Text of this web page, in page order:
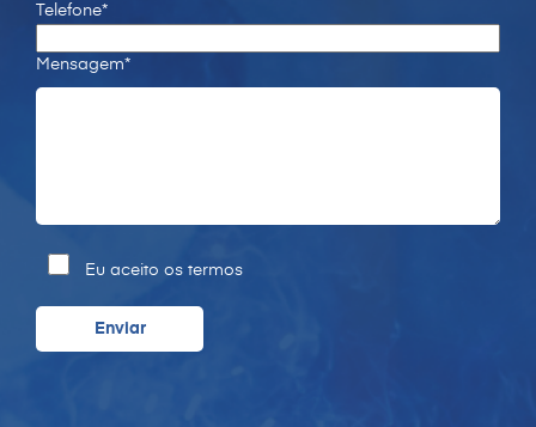
Telefone*
Mensagem*
Eu aceito os termos